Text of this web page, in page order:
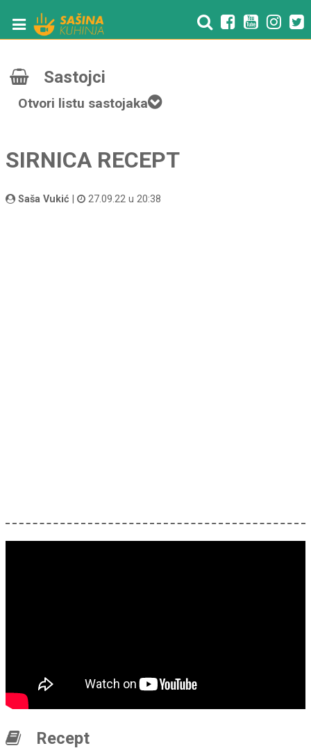
Sastojci
Otvori listu sastojaka
SIRNICA RECEPT
Saša Vukić 27.09.22 u 20:38
Recept